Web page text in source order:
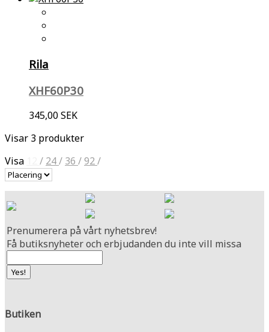
Rila
XHF60P30
345,00 SEK
Visar 3 produkter
Visa
/ 24/ 36 /92/
Prenumerera på vårt nyhetsbrev!
Få butiksnyheter och erbjudanden du inte vill missa
Butiken